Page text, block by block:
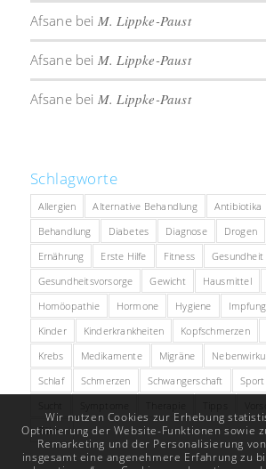
Afsanebei M. Lippke-Paust
Afsanebei M. Lippke-Paust
Afsanebei M. Lippke-Paust
Schlagworte
Allergien Alternative Behandlung Antibiotika
Behandlung
Diabetes Diagnose Drogen
Ernährung
Erste Hilfe Fitness
Gesundheit
Gesundheitsvorsorge
Gewicht Hausmittel
Homöopathie
Hormone Hygiene Impfung
Kinder
Kinderkrankheiten Kopfschmerzen
Krebs
Medikamente Migräne
Schlaf
Schmerzen Schwangerschaft Sport
Zähne
Wir nutzen Cookies zur Erhebung
Optimierung der Website-Funktionen sowie
Remarketing und der Personalisierung
insgesamt eine angenehmere Erfahrung zu